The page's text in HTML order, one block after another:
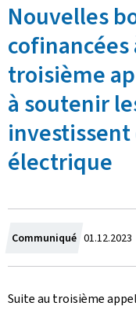
Nouvelles
cofinancées
troisième
à soutenir
électrique
Communiqué C
r
é
01.12.2023
Suite au troisième